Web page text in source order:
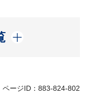
ページID：883-824-802